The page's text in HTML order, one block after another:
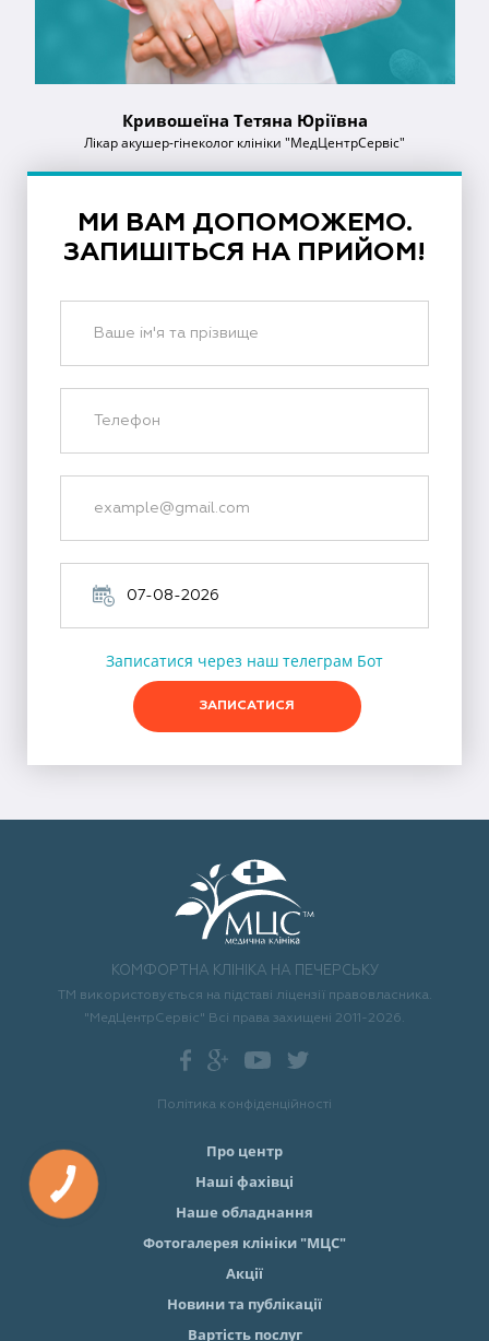
Кривошеїна Тетяна Юріївна
Лікар акушер-гінеколог клініки "МедЦентрСервіс"
МИ ВАМ ДОПОМОЖЕМО.
ЗАПИШІТЬСЯ НА ПРИЙОМ!
Записатися через наш телеграм Бот
ЗАПИСАТИСЯ
КОМФОРТНА КЛІНІКА НА ПЕЧЕРСЬКУ
ТМ використовується на підставі ліцензії правовласника.
"МедЦентрСервіс" Всі права захищені 2011-2026.
Політика конфіденційності
Про центр
Наші фахівці
Наше обладнання
Фотогалерея клініки "МЦС"
Акції
Новини та публікації
Вартість послуг